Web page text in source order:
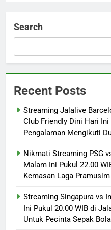
Search
Recent Posts
Streaming Jalalive
Club Friendly Dini Hari
Pengalaman Mengikuti
Nikmati Streaming PSG
Malam Ini Pukul 22.00
Kemasan Laga
Streaming Singapura vs
Ini Pukul 20.00 WIB di
Untuk Pecinta Sepak